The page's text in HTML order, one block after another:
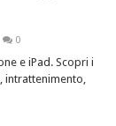
0
e iPad. Scopri i
intrattenimento,